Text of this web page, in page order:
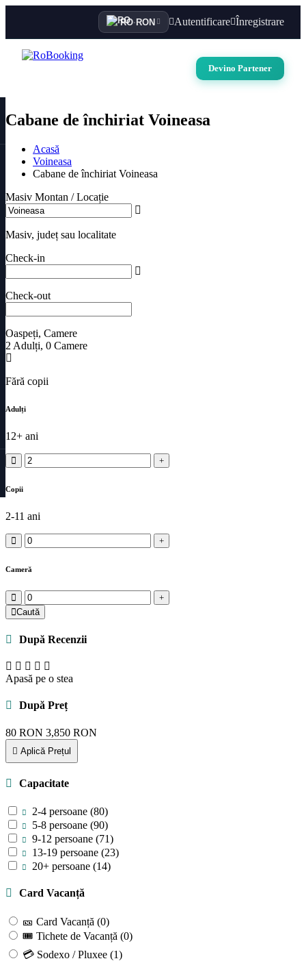
RO·RON Autentificare Înregistrare
Devino Partener
Cabane de închiriat Voineasa
Acasă
Voineasa
Cabane de închiriat Voineasa
Masiv Montan / Locație
Masiv, județ sau localitate
Check-in
Check-out
Oaspeți, Camere
2 Adulți, 0 Camere
Fără copii
Adulți
12+ ani
Copii
2-11 ani
Cameră
Caută
După Recenzii
Apasă pe o stea
După Preț
80 RON 3,850 RON
Aplică Prețul
Capacitate
2-4 persoane (80)
5-8 persoane (90)
9-12 persoane (71)
13-19 persoane (23)
20+ persoane (14)
Card Vacanță
🎫 Card Vacanță (0)
🎟 Tichete de Vacanță (0)
💳 Sodexo / Pluxee (1)